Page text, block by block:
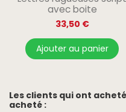
avec boite
33,50 €
Ajouter au panier
Les clients qui ont
acheté :